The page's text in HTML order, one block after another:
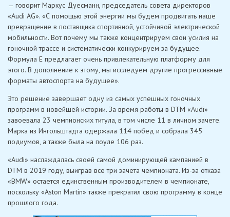
— говорит Маркус Дуесманн, председатель совета директоров
«Audi AG». «С помощью этой энергии мы будем продвигать наше
превращение в поставщика спортивной, устойчивой электрической
мобильности. Вот почему мы также концентрируем свои усилия на
гоночной трассе и систематически конкурируем за будущее.
Формула E предлагает очень привлекательную платформу для
этого. В дополнение к этому, мы исследуем другие прогрессивные
форматы автоспорта на будущее».
Это решение завершает одну из самых успешных гоночных
программ в новейшей истории. За время работы в DTM «Audi»
завоевала 23 чемпионских титула, в том числе 11 в личном зачете.
Марка из Ингольштадта одержала 114 побед и собрала 345
подиумов, а также была на поуле 106 раз.
«Audi» наслаждалась своей самой доминирующей кампанией в
DTM в 2019 году, выиграв все три зачета чемпионата. Из-за отказа
«BMW» остается единственным производителем в чемпионате,
поскольку «Aston Martin» также прекратил свою программу в конце
прошлого года.